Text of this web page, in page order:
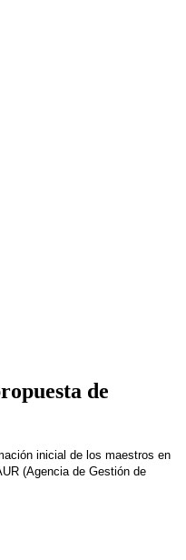
de
inicial de los maestros en
(Agencia de Gestión de